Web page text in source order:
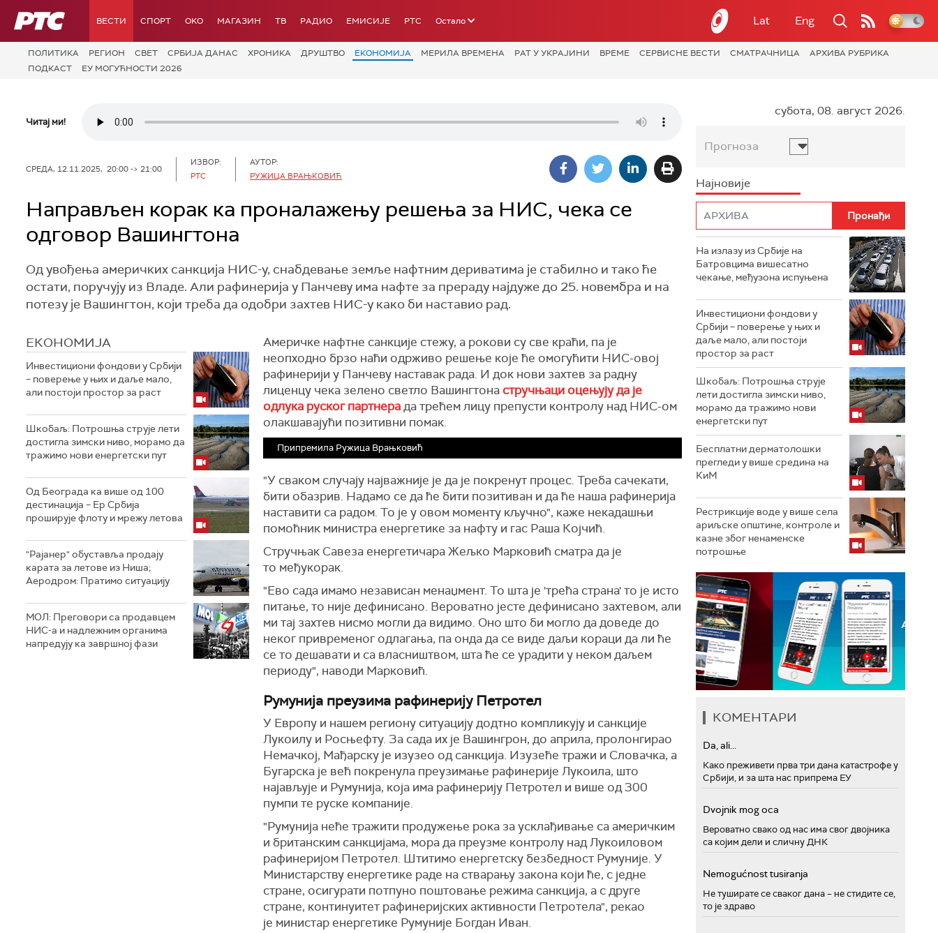
РТС ВЕСТИ СПОРТ OKO МАГАЗИН ТВ РАДИО ЕМИСИЈЕ РТС Остало Lat Eng
ПОЛИТИКА РЕГИОН СВЕТ СРБИЈА ДАНАС ХРОНИКА ДРУШТВО ЕКОНОМИЈА МЕРИЛА ВРЕМЕНА РАТ У УКРАЈИНИ ВРЕМЕ СЕРВИСНЕ ВЕСТИ СМАТРАЧНИЦА
АРХИВА РУБРИКА
ПОДКАСТ
ЕУ МОГУЋНОСТИ 2026
Читај ми!
СРЕДА, 12.11.2025, 20:00 -> 21:00
ИЗВОР:
РТС
АУТОР:
РУЖИЦА ВРАЊКОВИЋ
Направљен корак ка проналажењу решења за НИС, чека се
одговор Вашингтона
Од увођења америчких санкција НИС-у, снабдевање земље нафтним дериватима је стабилно и тако ће
остати, поручују из Владе. Али рафинерија у Панчеву има нафте за прераду најдуже до 25. новембра и на
потезу је Вашингтон, који треба да одобри захтев НИС-у како би наставио рад.
ЕКОНОМИЈА
Инвестициони фондови у Србији
– поверење у њих и даље мало,
али постоји простор за раст
Шкобаљ: Потрошња струје лети
достигла зимски ниво, морамо да
тражимо нови енергетски пут
Од Београда ка више од 100
дестинација – Ер Србија
проширује флоту и мрежу летова
"Рајанер" обуставља продају
карата за летове из Ниша;
Аеродром: Пратимо ситуацију
МОЛ: Преговори са продавцем
НИС-а и надлежним органима
напредују ка завршној фази
Америчке нафтне санкције стежу, а рокови су све краћи, па је
неопходно брзо наћи одрживо решење које ће омогућити НИС-овој
рафинерији у Панчеву наставак рада. И док нови захтев за радну
лиценцу чека зелено светло Вашингтона стручњаци оцењују да је
одлука руског партнерада трећем лицу препусти контролу над НИС-ом
олакшавајући позитивни помак.
Припремила Ружица Врањковић
"У сваком случају најважније је да је покренут процес. Треба сачекати,
бити обазрив. Надамо се да ће бити позитиван и да ће наша рафинерија
наставити са радом. То је у овом моменту кључно", каже некадашњи
помоћник министра енергетике за нафту и гас Раша Којчић.
Стручњак Савеза енергетичара Жељко Марковић сматра да је
то међукорак.
"Ево сада имамо независан менаџмент. То шта је 'трећа страна' то је исто
питање, то није дефинисано. Вероватно јесте дефинисано захтевом, али
ми тај захтев нисмо могли да видимо. Оно што би могло да доведе до
неког привременог одлагања, па онда да се виде даљи кораци да ли ће
се то дешавати и са власништвом, шта ће се урадити у неком даљем
периоду", наводи Марковић.
Румунија преузима рафинерију Петротел
У Европу и нашем региону ситуацију додтно компликују и санкције
Лукоилу и Росњефту. За сада их је Вашингрон, до априла, пролонгирао
Немачкој, Мађарску је изузео од санкција. Изузеће тражи и Словачка, а
Бугарска је већ покренула преузимање рафинерије Лукоила, што
најављује и Румунија, која има рафинерију Петротел и више од 300
пумпи те руске компаније.
"Румунија неће тражити продужење рока за усклађивање са америчким
и британским санкцијама, мора да преузме контролу над Лукоиловом
рафинеријом Петротел. Штитимо енергетску безбедност Румуније. У
Министарству енергетике раде на стварању закона који ће, с једне
стране, осигурати потпуно поштовање режима санкција, а с друге
стране, континуитет рафинеријских активности Петротела", рекао
је министар енергетике Румуније Богдан Иван.
субота, 08. август 2026.
Прогноза
Најновије
На излазу из Србије на
Батровцима вишесатно
чекање, међузона испуњена
Инвестициони фондови у
Србији – поверење у њих и
даље мало, али постоји
простор за раст
Шкобаљ: Потрошња струје
лети достигла зимски ниво,
морамо да тражимо нови
енергетски пут
Бесплатни дерматолошки
прегледи у више средина на
КиМ
Рестрикције воде у више села
ариљске општине, контроле и
казне због ненаменске
потрошње
КОМЕНТАРИ
Da, ali...
Како преживети прва три дана катастрофе у
Србији, и за шта нас припрема ЕУ
Dvojnik mog oca
Вероватно свако од нас има свог двојника
са којим дели и сличну ДНК
Nemogućnost tusiranja
Не туширате се сваког дана – не стидите се,
то је здраво